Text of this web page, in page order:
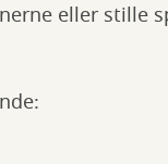
eller stille